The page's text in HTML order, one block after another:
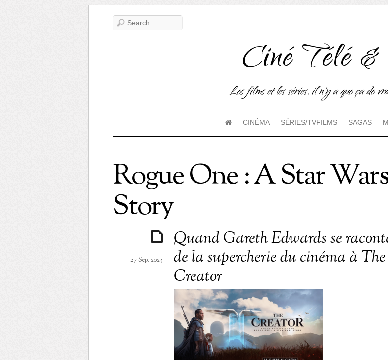
Ciné Télé &
Les films et les séries, il n'y a que ça de
CINÉMA SÉRIES/TVFILMS SAGAS
Rogue One : A Star Wars
Story
Quand Gareth Edwards se
de la supercherie du cinéma à The
Creator
27 Sep. 2023